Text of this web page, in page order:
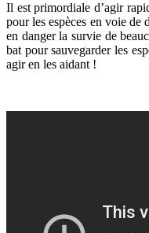
Il est primordiale d’agir
pour les espèces en voie de
en danger la survie de
bat pour sauvegarder les
agir en les aidant !